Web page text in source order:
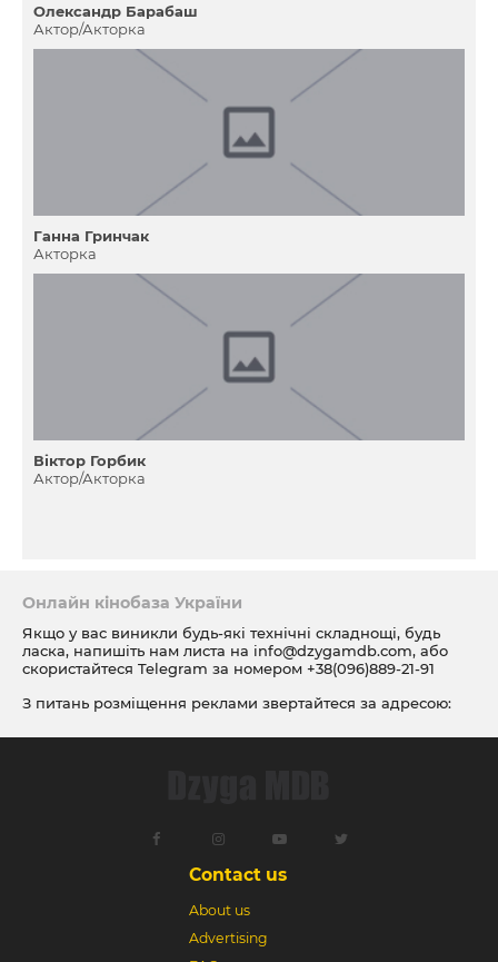
Олександр Барабаш
Актор/Акторка
Ганна Гринчак
Акторка
Віктор Горбик
Актор/Акторка
Онлайн кінобаза України
Якщо у вас виникли будь-які технічні складнощі, будь
ласка, напишіть нам листа на info@dzygamdb.com, або
скористайтеся Telegram за номером +38(096)889-21-91
З питань розміщення реклами звертайтеся за адресою:
посиланням
Contact us
About us
Advertising